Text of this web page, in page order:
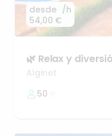
desde
54,00 €
/h
🌿 Relax y
y ocio
Alginet
50